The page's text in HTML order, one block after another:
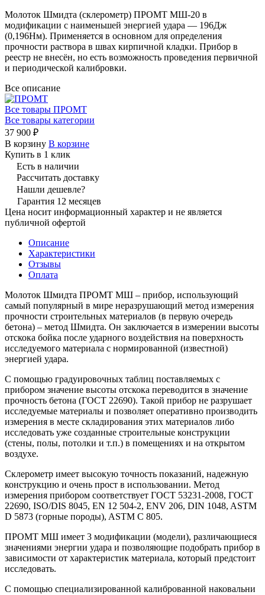
Молоток Шмидта (склерометр) ПРОМТ МШ-20 в
модификации с наименьшей энергией удара — 196Дж
(0,196Нм). Применяется в основном для определения
прочности раствора в швах кирпичной кладки. Прибор в
реестр не внесён, но есть возможность проведения первичной
и периодической калибровки.
Все описание
Все товары ПРОМТ
Все товары категории
37 900 ₽
В корзину В корзине
Купить в 1 клик
Есть в наличии
Рассчитать доставку
Нашли дешевле?
Гарантия 12 месяцев
Цена носит информационный характер и не является
публичной офертой
Описание
Характеристики
Отзывы
Оплата
Молоток Шмидта ПРОМТ МШ – прибор, использующий
самый популярный в мире неразрушающий метод измерения
прочности строительных материалов (в первую очередь
бетона) – метод Шмидта. Он заключается в измерении высоты
отскока бойка после ударного воздействия на поверхность
исследуемого материала с нормированной (известной)
энергией удара.
С помощью градуировочных таблиц поставляемых с
прибором значение высоты отскока переводится в значение
прочность бетона (ГОСТ 22690). Такой прибор не разрушает
исследуемые материалы и позволяет оперативно производить
измерения в месте складирования этих материалов либо
исследовать уже созданные строительные конструкции
(стены, полы, потолки и т.п.) в помещениях и на открытом
воздухе.
Склерометр имеет высокую точность показаний, надежную
конструкцию и очень прост в использовании. Метод
измерения прибором соответствует ГОСТ 53231-2008, ГОСТ
22690, ISO/DIS 8045, EN 12 504-2, ENV 206, DIN 1048, ASTM
D 5873 (горные породы), ASTM C 805.
ПРОМТ МШ имеет 3 модификации (модели), различающиеся
значениями энергии удара и позволяющие подобрать прибор в
зависимости от характеристик материала, который предстоит
исследовать.
С помощью специализированной калиброванной наковальни